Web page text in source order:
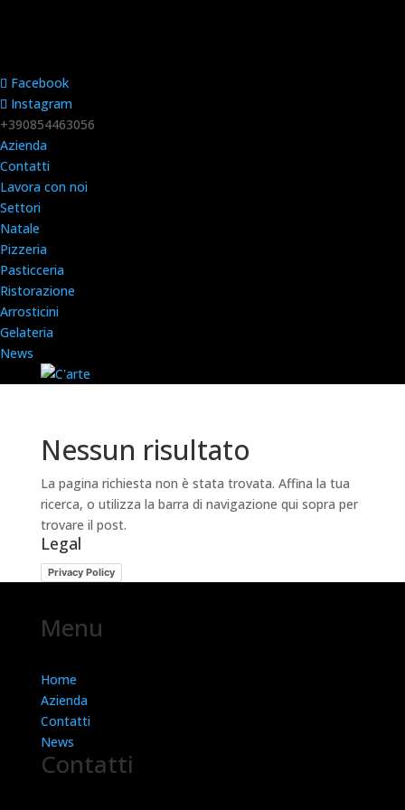
Facebook
Instagram
+390854463056
Azienda
Contatti
Lavora con noi
Settori
Natale
Pizzeria
Pasticceria
Ristorazione
Arrosticini
Gelateria
News
Nessun risultato
La pagina richiesta non è stata trovata. Affina la tua
ricerca, o utilizza la barra di navigazione qui sopra per
trovare il post.
Legal
Privacy Policy
Menu
Home
Azienda
Contatti
News
Contatti